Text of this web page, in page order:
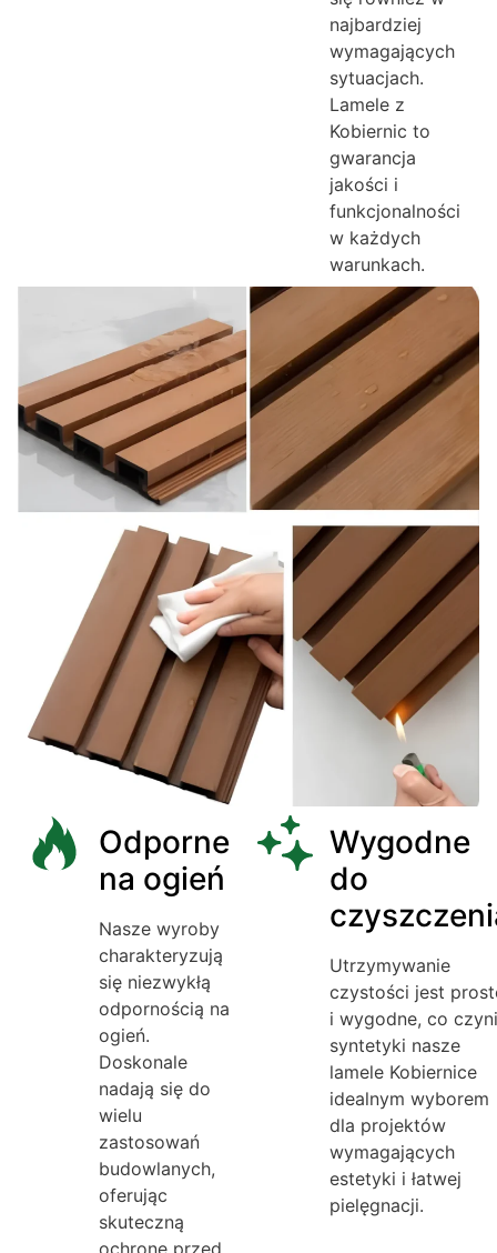
najbardziej
wymagających
sytuacjach.
Lamele z
Kobiernic to
gwarancja
jakości i
funkcjonalności
w każdych
warunkach.
Odporne
na ogień
Nasze wyroby
charakteryzują
się niezwykłą
odpornością na
ogień.
Doskonale
nadają się do
wielu
zastosowań
budowlanych,
oferując
skuteczną
ochronę przed
Wygodne
do
Utrzymywanie
czystości jest
i wygodne, co czyni
syntetyki nasze
lamele Kobiernice
idealnym wyborem
dla projektów
wymagających
estetyki i łatwej
pielęgnacji.